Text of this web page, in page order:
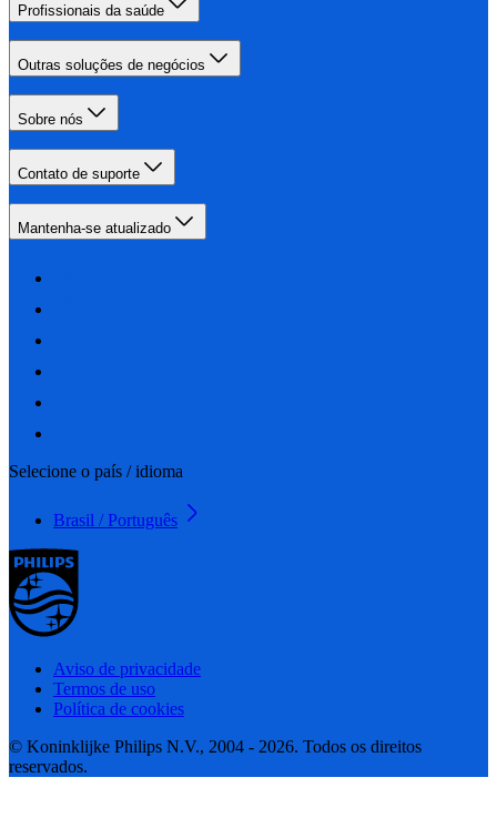
Profissionais da saúde
Outras soluções de negócios
Sobre nós
Contato de suporte
Mantenha-se atualizado
Selecione o país / idioma
Brasil / Português
Aviso de privacidade
Termos de uso
Política de cookies
© Koninklijke Philips N.V., 2004 - 2026. Todos os direitos
reservados.